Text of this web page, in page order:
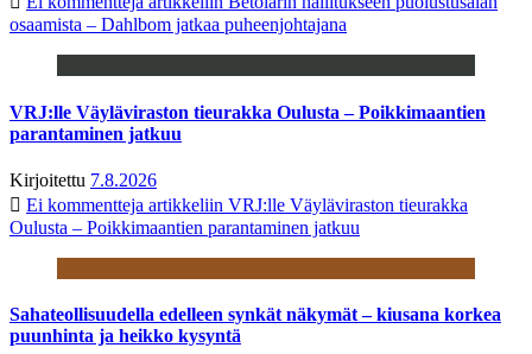
osaamista – Dahlbom jatkaa puheenjohtajana
VRJ:lle Väyläviraston tieurakka Oulusta – Poikkimaantien
parantaminen jatkuu
Kirjoitettu 7.8.2026
Ei kommentteja artikkeliin VRJ:lle Väyläviraston tieurakka
Oulusta – Poikkimaantien parantaminen jatkuu
Sahateollisuudella edelleen synkät näkymät – kiusana korkea
puunhinta ja heikko kysyntä